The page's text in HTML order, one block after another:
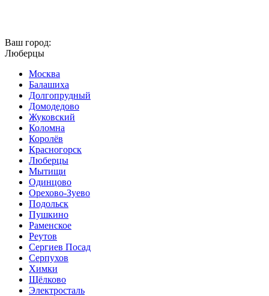
Ваш город:
Люберцы
Москва
Балашиха
Долгопрудный
Домодедово
Жуковский
Коломна
Королёв
Красногорск
Люберцы
Мытищи
Одинцово
Орехово-Зуево
Подольск
Пушкино
Раменское
Реутов
Сергиев Посад
Серпухов
Химки
Щёлково
Электросталь